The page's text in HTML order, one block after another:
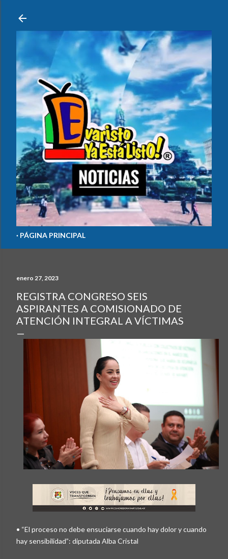
PÁGINA PRINCIPAL
enero 27, 2023
REGISTRA CONGRESO SEIS
ASPIRANTES A COMISIONADO DE
ATENCIÓN INTEGRAL A VÍCTIMAS
• “El proceso no debe ensuciarse cuando hay dolor y cuando
hay sensibilidad”: diputada Alba Cristal